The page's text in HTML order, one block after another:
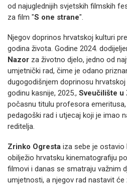
od najuglednijih svjetskih filmskih
za film "S one strane".
Njegov doprinos hrvatskoj kulturi
godina života. Godine 2024.
Nazor za životno djelo, jedno od
umjetnički rad, čime je odano
dugogodišnjem doprinosu
godinu kasnije, 2025., Sveučilište u
počasnu titulu profesora
pedagoški rad i utjecaj koji je imao
reditelja.
Zrinko Ogresta iza sebe je
obilježio hrvatsku kinematografiju
filmovi i danas se smatraju važnim
umjetnosti, a njegov rad nastavit će